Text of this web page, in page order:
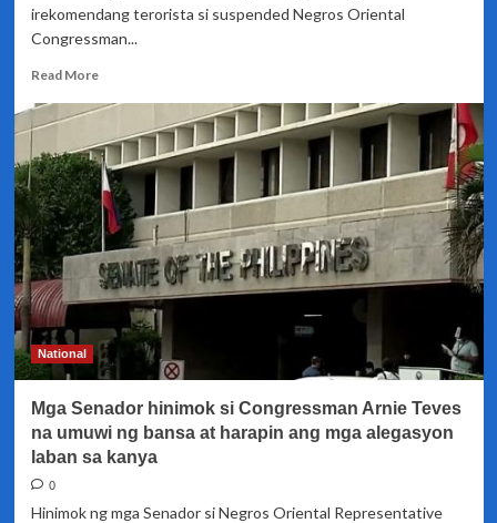
irekomendang terorista si suspended Negros Oriental
Congressman...
Read MoreRead
about
Proseso
para
i-
designate
terorista
si
Congressman
Teves
sinimulan
na
–
National
Mga Senador hinimok si Congressman Arnie Teves
na umuwi ng bansa at harapin ang mga alegasyon
laban sa kanya
0
Hinimok ng mga Senador si Negros Oriental Representative